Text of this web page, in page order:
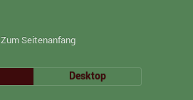
Zum Seitenanfang
Desktop